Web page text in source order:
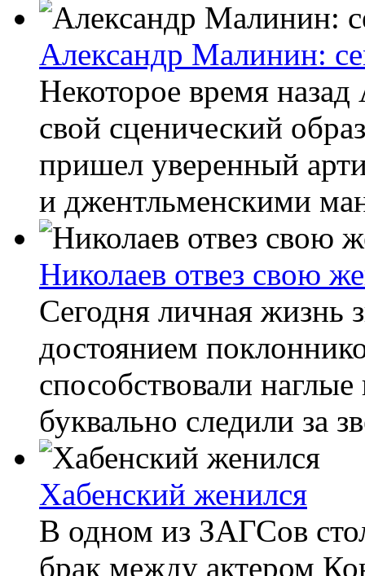
Александр Малинин:
Некоторое время
свой сценический
пришел уверенный
и джентльменскими
Николаев отвез свою
Сегодня личная жизнь
достоянием
способствовали
буквально следили за
Хабенский женился
В одном из ЗАГСов
брак между актером